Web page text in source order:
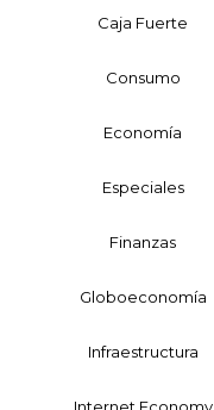
Caja Fuerte
Consumo
Economía
Especiales
Finanzas
Globoeconomía
Infraestructura